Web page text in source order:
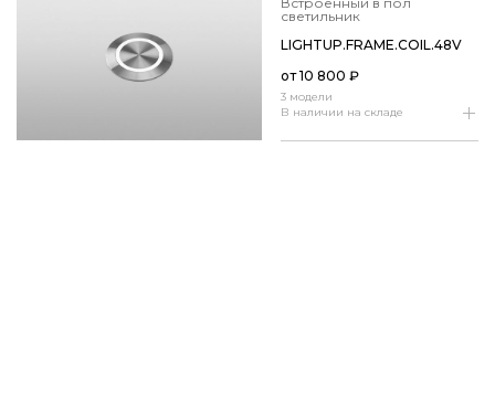
светильник
3 модели
В наличии на складе
LIGHTUP.​FRAME.​COIL.​48V
от10 800 ₽